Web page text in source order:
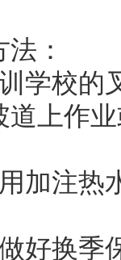
：
学校的
上作
加注热
好换季